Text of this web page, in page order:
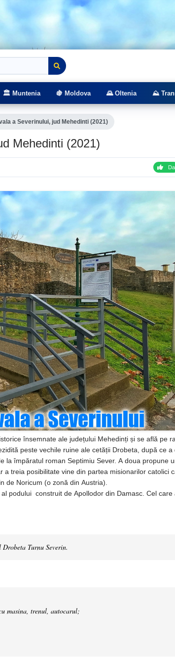
🏛️ Muntenia 🍇 Moldova 🌄 Oltenia ⛰️
a Severinului, jud Mehedinti (2021)
Mehedinti (2021)
Da
însemnate ale județului Mehedinți și se află pe
peste vechile ruine ale cetății Drobeta, după ce a
la împăratul roman Septimiu Sever. A doua propune
a treia posibilitate vine din partea misionarilor catolici
de Noricum (o zonă din Austria).
podului construit de Apollodor din Damasc. Cel care
Turnu Severin.
masina, trenul, autocarul;